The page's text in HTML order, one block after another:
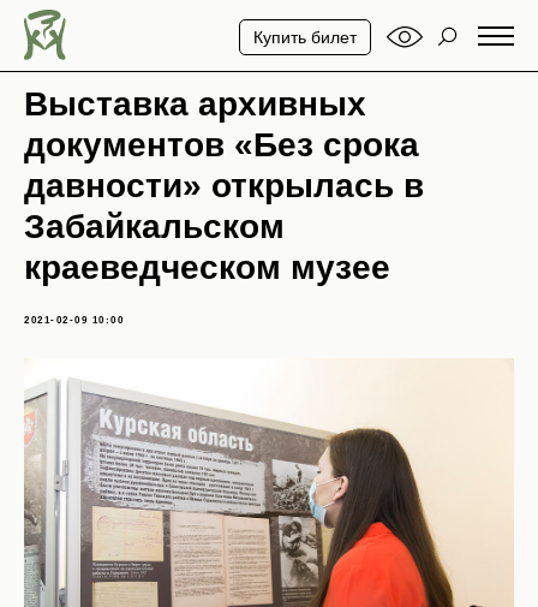
Купить билет
Выставка архивных
документов «Без срока
давности» открылась в
Забайкальском
краеведческом музее
2021-02-09 10:00